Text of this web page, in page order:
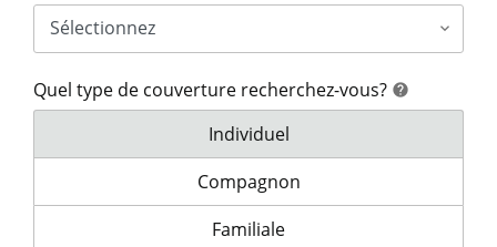
Quel type de couverture recherchez-vous? help
Quel type de couverture
Individuel
Quel type de couverture
Compagnon
Quel type de couverture
Familiale